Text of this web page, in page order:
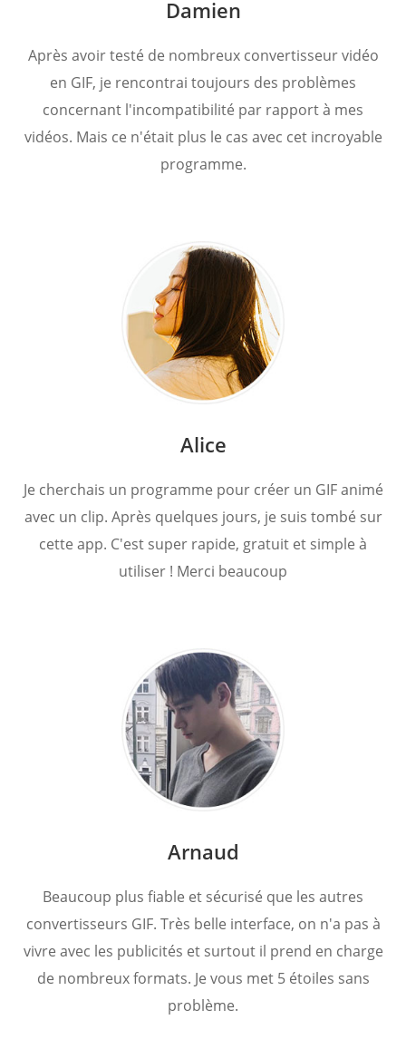
Damien
Après avoir testé de nombreux convertisseur vidéo
en GIF, je rencontrai toujours des problèmes
concernant l'incompatibilité par rapport à mes
vidéos. Mais ce n'était plus le cas avec cet incroyable
programme.
Alice
Je cherchais un programme pour créer un GIF animé
avec un clip. Après quelques jours, je suis tombé sur
cette app. C'est super rapide, gratuit et simple à
utiliser ! Merci beaucoup
Arnaud
Beaucoup plus fiable et sécurisé que les autres
convertisseurs GIF. Très belle interface, on n'a pas à
vivre avec les publicités et surtout il prend en charge
de nombreux formats. Je vous met 5 étoiles sans
problème.